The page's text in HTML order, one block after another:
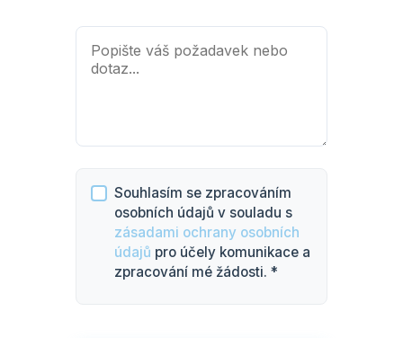
Souhlasím se zpracováním
osobních údajů v souladu s
zásadami ochrany osobních
údajů pro účely komunikace a
zpracování mé žádosti. *